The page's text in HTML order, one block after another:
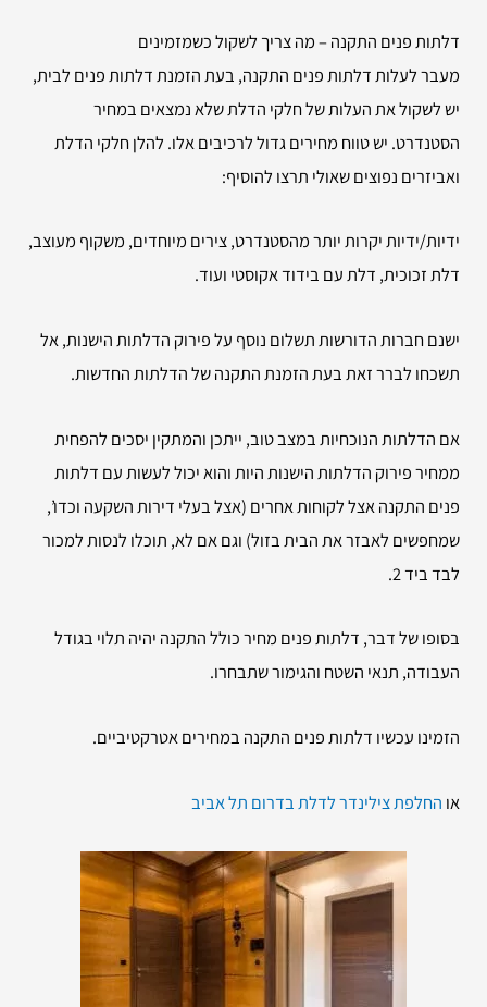
דלתות פנים התקנה – מה צריך לשקול כשמזמינים
מעבר לעלות דלתות פנים התקנה, בעת הזמנת דלתות פנים לבית,
יש לשקול את העלות של חלקי הדלת שלא נמצאים במחיר
הסטנדרט. יש טווח מחירים גדול לרכיבים אלו. להלן חלקי הדלת
ואביזרים נפוצים שאולי תרצו להוסיף:
ידיות/ידיות יקרות יותר מהסטנדרט, צירים מיוחדים, משקוף מעוצב,
דלת זכוכית, דלת עם בידוד אקוסטי ועוד.
ישנם חברות הדורשות תשלום נוסף על פירוק הדלתות הישנות, אל
תשכחו לברר זאת בעת הזמנת התקנה של הדלתות החדשות.
אם הדלתות הנוכחיות במצב טוב, ייתכן והמתקין יסכים להפחית
ממחיר פירוק הדלתות הישנות היות והוא יכול לעשות עם דלתות
פנים התקנה אצל לקוחות אחרים (אצל בעלי דירות השקעה וכדו’,
שמחפשים לאבזר את הבית בזול) וגם אם לא, תוכלו לנסות למכור
לבד ביד 2.
בסופו של דבר, דלתות פנים מחיר כולל התקנה יהיה תלוי בגודל
העבודה, תנאי השטח והגימור שתבחרו.
הזמינו עכשיו דלתות פנים התקנה במחירים אטרקטיביים.
או החלפת צילינדר לדלת בדרום תל אביב